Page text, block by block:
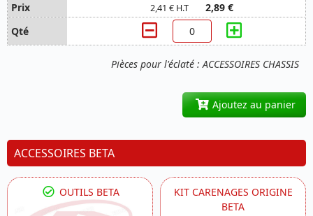
Pièces pour l'éclaté : ACCESSOIRES CHASSIS
2,41 € H.T 2,89 €
Ajoutez au panier
ACCESSOIRES BETA
OUTILS BETA
KIT CARENAGES ORIGINE
BETA